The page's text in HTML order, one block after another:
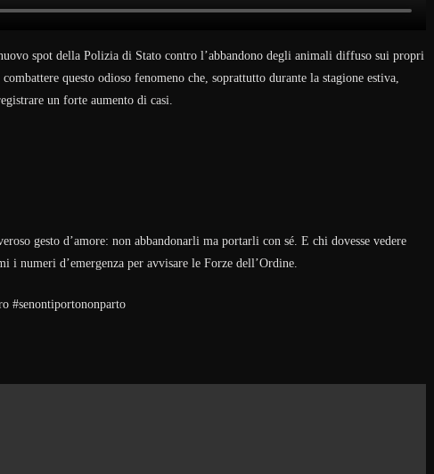
spot della Polizia di Stato contro l’abbandono degli animali diffuso sui propri
questo odioso fenomeno che, soprattutto durante la stagione estiva,
un forte aumento di casi.
gesto d’amore: non abbandonarli ma portarli con sé. E chi dovesse vedere
i numeri d’emergenza per avvisare le Forze dell’Ordine.
#senontiportononparto